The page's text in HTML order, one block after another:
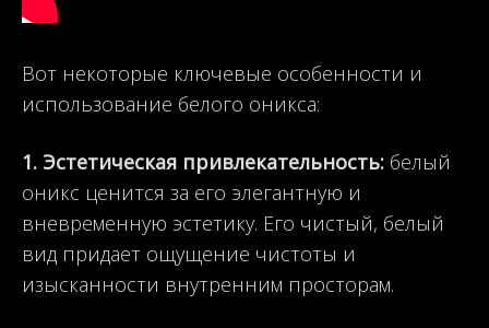
Вот некоторые ключевые особенности и
использование белого оникса:
1. Эстетическая привлекательность: белый
оникс ценится за его элегантную и
вневременную эстетику. Его чистый, белый
вид придает ощущение чистоты и
изысканности внутренним просторам.